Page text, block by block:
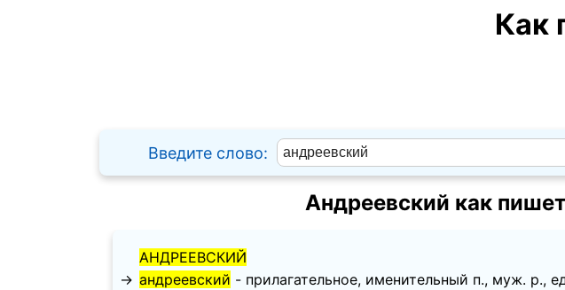
Как
Введите слово:
Андреевский как
АНДРЕЕВСКИЙ
→ андреевский - прилагательное, именительный п., муж. p.,